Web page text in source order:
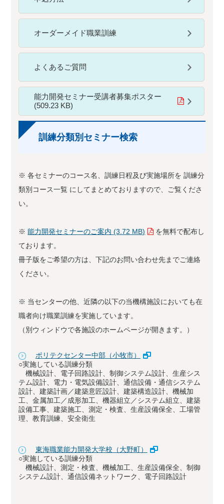
オーダーメイド職業訓練
よくあるご質問
能力開発セミナー受講者募集ポスター
(509.23 KB)
訓練分類別セミナー検索
※ 各セミナーのコース名、訓練日程及び実施場所を 訓練分
類別コース一覧 にしてまとめておりますので、ご覧くださ
い。
※ 能力開発セミナーのご案内 (3.72 MB)
を無料で配布し
ております。
冊子版をご希望の方は、下記のお問い合わせ先までご連絡
ください。
※ 当センターの他、近隣の以下の当機構施設においても在
職者向け職業訓練を実施しています。
（別ウィンドウで各施設のホームページが開きます。）
ポリテクセンター中部（小牧市）
○実施している訓練分類
機械設計、電子回路設計、制御システム設計、生産シス
テム設計、電力・電気設備設計、通信設備・通信システム
設計、建築計画／建築意匠設計、建築構造設計、機械加
工、金属加工／成形加工、機器組立／システム組立、建築
設備工事、建築施工、測定・検査、生産設備保全、工場管
理、教育訓練、安全衛生
東海職業能力開発大学校（大野町）
○実施している訓練分類
機械設計、測定・検査、機械加工、生産設備保全、制御
システム設計、通信設備ネットワーク、電子回路設計